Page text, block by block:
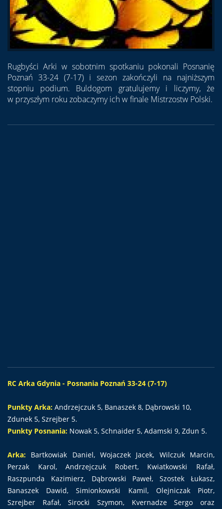
Rugbyści Arki w sobotnim spotkaniu pokonali Posnanię
Poznań 33-24 (7-17) i sezon zakończyli na najniższym
stopniu podium. Buldogom gratulujemy i liczymy, że
w przyszłym roku zobaczymy ich w finale Mistrzostw Polski.
RC Arka Gdynia - Posnania Poznań 33-24 (7-17)
Punkty Arka: Andrzejczuk 5, Banaszek 8, Dąbrowski 10,
Zdunek 5, Szrejber 5.
Punkty Posnania: Nowak 5, Schnaider 5, Adamski 9, Zdun 5.
Arka: Bartkowiak Daniel, Wojaczek Jacek, Wilczuk Marcin,
Perzak Karol, Andrzejczuk Robert, Kwiatkowski Rafał,
Raszpunda Kazimierz, Dąbrowski Paweł, Szostek Łukasz,
Banaszek Dawid, Simionkowski Kamil, Olejniczak Piotr,
Szrejber Rafał, Sirocki Szymon, Kvernadze Sergo oraz